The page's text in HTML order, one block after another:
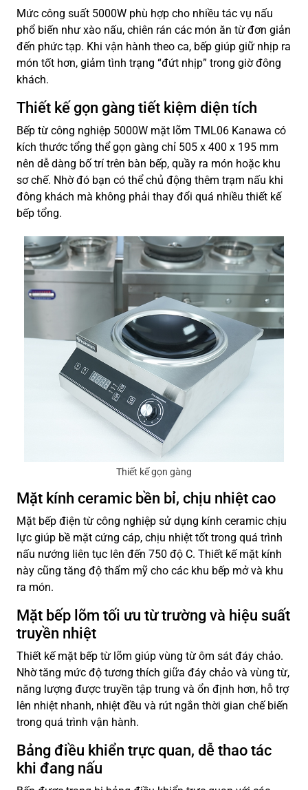
Mức công suất 5000W phù hợp cho nhiều tác vụ nấu
phổ biến như xào nấu, chiên rán các món ăn từ đơn giản
đến phức tạp. Khi vận hành theo ca, bếp giúp giữ nhịp ra
món tốt hơn, giảm tình trạng “đứt nhịp” trong giờ đông
khách.
Thiết kế gọn gàng tiết kiệm diện tích
Bếp từ công nghiệp 5000W mặt lõm TML06 Kanawa có
kích thước tổng thể gọn gàng chỉ 505 x 400 x 195 mm
nên dễ dàng bố trí trên bàn bếp, quầy ra món hoặc khu
sơ chế. Nhờ đó bạn có thể chủ động thêm trạm nấu khi
đông khách mà không phải thay đổi quá nhiều thiết kế
bếp tổng.
Thiết kế gọn gàng
Mặt kính ceramic bền bỉ, chịu nhiệt cao
Mặt bếp điện từ công nghiệp sử dụng kính ceramic chịu
lực giúp bề mặt cứng cáp, chịu nhiệt tốt trong quá trình
nấu nướng liên tục lên đến 750 độ C. Thiết kế mặt kính
này cũng tăng độ thẩm mỹ cho các khu bếp mở và khu
ra món.
Mặt bếp lõm tối ưu từ trường và hiệu suất
truyền nhiệt
Thiết kế mặt bếp từ lõm giúp vùng từ ôm sát đáy chảo.
Nhờ tăng mức độ tương thích giữa đáy chảo và vùng từ,
năng lượng được truyền tập trung và ổn định hơn, hỗ trợ
lên nhiệt nhanh, nhiệt đều và rút ngắn thời gian chế biến
trong quá trình vận hành.
Bảng điều khiển trực quan, dễ thao tác
khi đang nấu